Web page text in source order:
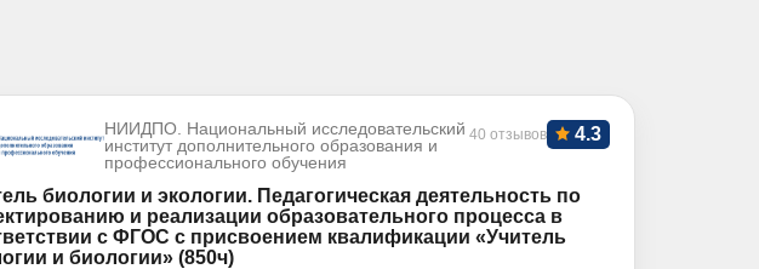
НИИДПО. Национальный исследовательский
институт дополнительного образования и
профессионального обучения
40 отзывов 4.3
биологии и экологии. Педагогическая деятельность по
и реализации образовательного процесса в
с ФГОС с присвоением квалификации «Учитель
и биологии» (850ч)